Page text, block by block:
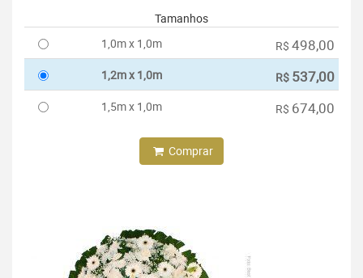
Tamanhos
1,0m x 1,0m
R$ 498,00
1,2m x 1,0m R$ 537,00
1,5m x 1,0m R$ 674,00
Comprar